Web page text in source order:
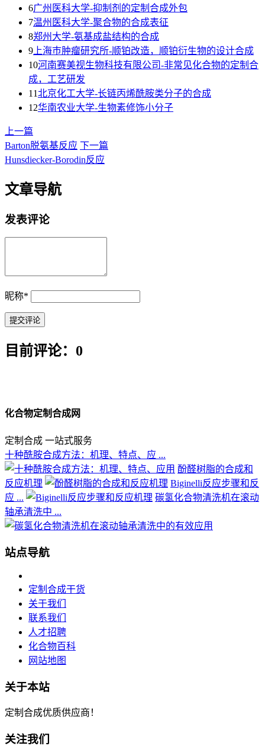
6广州医科大学-抑制剂的定制合成外包
7温州医科大学-聚合物的合成表征
8郑州大学-氨基成盐结构的合成
9 上海巿肿瘤研究所-顺铂改造，顺铂衍生物的设计合成
10河南赛美视生物科技有限公司-非常见化合物的定制合
成，工艺研发
11北京化工大学-长链丙烯酰胺类分子的合成
12华南农业大学-生物素修饰小分子
上一篇
Barton脱氨基反应 下一篇
Hunsdiecker-Borodin反应
文章导航
发表评论
昵称*
目前评论：0
化合物定制合成网
定制合成 一站式服务
十种酰胺合成方法：机理、特点、应 ...
酚醛树脂的合成和
反应机理
Biginelli反应步骤和反
应 ...
碳氢化合物清洗机在滚动
轴承清洗中 ...
站点导航
定制合成干货
关于我们
联系我们
人才招聘
化合物百科
网站地图
关于本站
定制合成优质供应商！
关注我们